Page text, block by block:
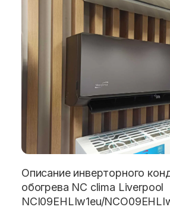
Описание инверторного
обогрева NC clima Liverpool
NCI09EHLIw1eu/